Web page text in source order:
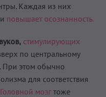
Каждая из них
и повышает осознанность.
стимулирующих
по центральному
При этом обычно
для соответствия
Головной мозг тоже